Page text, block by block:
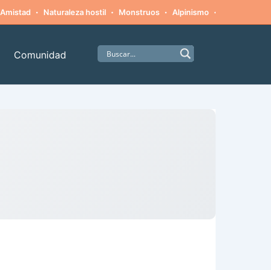
Amistad · Naturaleza hostil · Monstruos · Alpinismo ·
Comunidad